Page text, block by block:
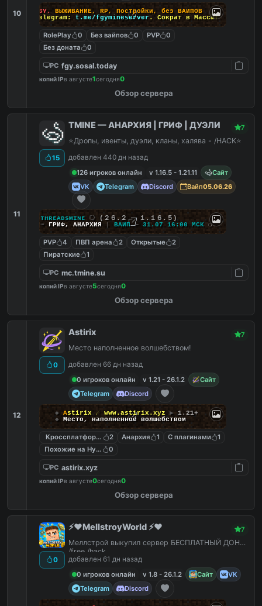
10 FGY. ВЫЖИВАНИЕ, RP, Постройки, без ВАЙПОВ
Telegram: t.me/fgymineserver. Сократ в Массы!
RolePlay 0 Без вайпов 0 PVP
0
Без доната
0
PC fgy.sosal.today
копий IPв августе1сегодня0
Обзор сервера
11
15
TMINE — АНАРХИЯ | ГРИФ | ДУЭЛИ 7
⭐Дропы, ивенты, дуэли, кланы, халява - /HACK⭐
добавлен 440 дн назад
126 игроков онлайн
v 1.16.5 - 1.21.11
Сайт
VK
Telegram Discord Вайп05.06.26
ᴛʜʀᴇᴀᴅsᴍɪɴᴇ ⭔
(２６.２ — １.１６.５)
➟ ГРИФ, АНАРХИЯ | ВАЙП— 31.07 16:00 МСК❍
PVP 4 ПВП арена 2 Открытые
2
Пиратские
1
PC mc.tmine.su
копий IPв августе5сегодня0
Обзор сервера
12
0
Astirix 7
Место наполненное волшебством!
добавлен 66 дн назад
0 игроков онлайн
v 1.21 - 26.1.2
Сайт
Telegram
Discord
◆ Astirix ☄ www.astirix.xyz ▶ 1.21+
◆ Место, наполненное волшебством
Кроссплатформенный
2 Анархия 1 С плагинами
1
Похожие на Hypixel0
PC astirix.xyz
копий IPв августе0сегодня0
Обзор сервера
0
⚡️❤️MellstroyWorld ⚡️❤️ 7
Меллстрой выкупил сервер БЕСПЛАТНЫЙ ДОНАТ
/free /hack
добавлен 61 дн назад
0 игроков онлайн
v 1.8 - 26.1.2 Сайт
VK
Telegram
Discord